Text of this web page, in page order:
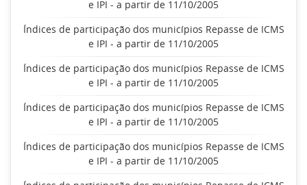
e IPI - a partir de 11/10/2005
Índices de participação dos municípios Repasse de ICMS
e IPI - a partir de 11/10/2005
Índices de participação dos municípios Repasse de ICMS
e IPI - a partir de 11/10/2005
Índices de participação dos municípios Repasse de ICMS
e IPI - a partir de 11/10/2005
Índices de participação dos municípios Repasse de ICMS
e IPI - a partir de 11/10/2005